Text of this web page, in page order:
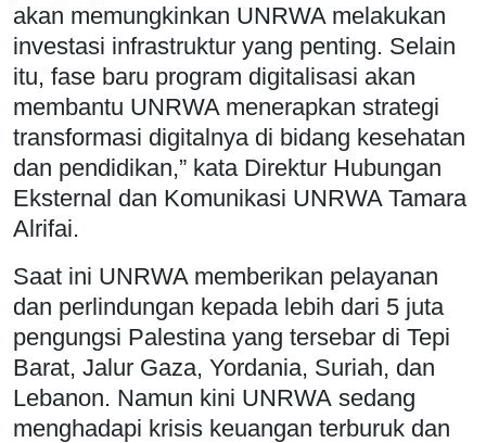
akan memungkinkan UNRWA melakukan
investasi infrastruktur yang penting. Selain
itu, fase baru program digitalisasi akan
membantu UNRWA menerapkan strategi
transformasi digitalnya di bidang kesehatan
dan pendidikan,” kata Direktur Hubungan
Eksternal dan Komunikasi UNRWA Tamara
Alrifai.
Saat ini UNRWA memberikan pelayanan
dan perlindungan kepada lebih dari 5 juta
pengungsi Palestina yang tersebar di Tepi
Barat, Jalur Gaza, Yordania, Suriah, dan
Lebanon. Namun kini UNRWA sedang
menghadapi krisis keuangan terburuk dan